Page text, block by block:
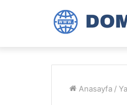
Anasayfa /